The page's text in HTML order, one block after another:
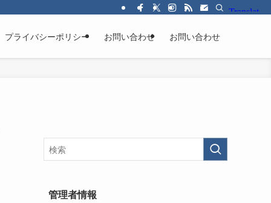
プライバシーポリシー お問い合わせ お問い合わせ
管理者情報